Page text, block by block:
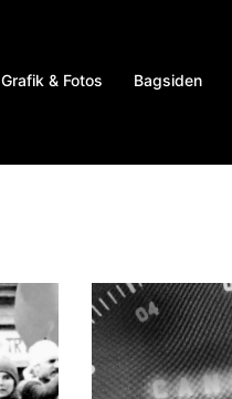
Grafik & Fotos Bagsiden